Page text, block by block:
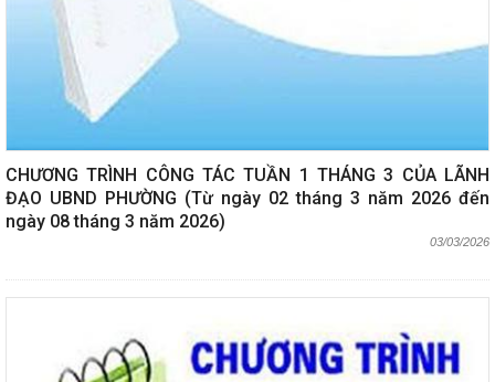
CHƯƠNG TRÌNH CÔNG TÁC TUẦN 1 THÁNG 3 CỦA LÃNH
ĐẠO UBND PHƯỜNG (Từ ngày 02 tháng 3 năm 2026 đến
ngày 08 tháng 3 năm 2026)
03/03/2026